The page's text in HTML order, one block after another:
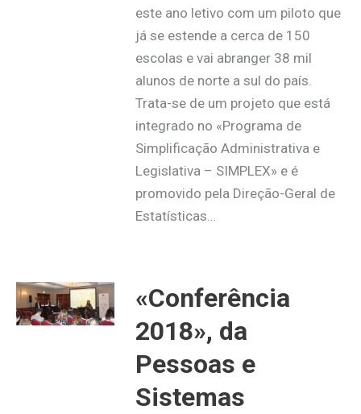
este ano letivo com um piloto que
já se estende a cerca de 150
escolas e vai abranger 38 mil
alunos de norte a sul do país.
Trata-se de um projeto que está
integrado no «Programa de
Simplificação Administrativa e
Legislativa – SIMPLEX» e é
promovido pela Direção-Geral de
Estatísticas…
«Conferência
2018», da
Pessoas e
Sistemas